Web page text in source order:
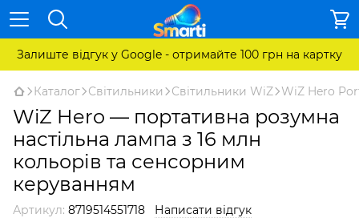
Залиште відгук у Google - отримайте 100 грн на картку
Каталог Світильники Світильники WiZ WiZ Hero
WiZ Hero — портативна розумна
настільна лампа з 16 млн
кольорів та сенсорним
керуванням
Артикул: 8719514551718 Написати відгук